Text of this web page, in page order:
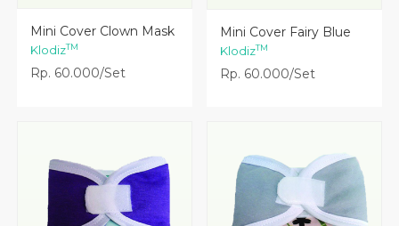
Lihat Detail
Mini Cover Clown Mask
KlodizTM
Rp. 60.000/Set
Lihat Detail
Mini Cover Fairy Blue
KlodizTM
Rp. 60.000/Set